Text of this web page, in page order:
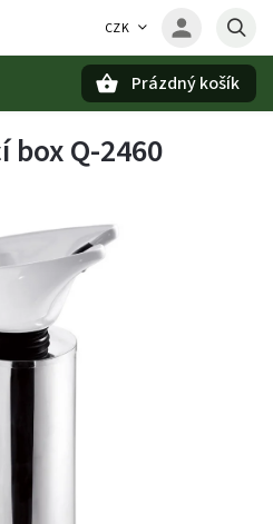
CZK
Prázdný košík
Q-2460